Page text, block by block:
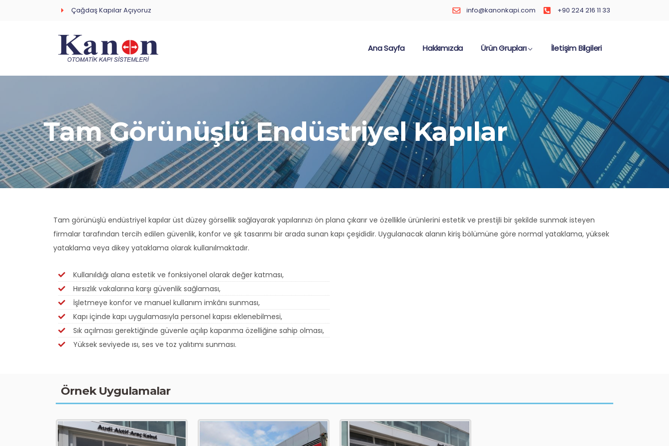
Çağdaş Kapılar Açıyoruz info@kanonkapi.com +90 224 216 11 33
Ana Sayfa Hakkımızda Ürün Grupları İletişim Bilgileri
Tam Görünüşlü Endüstriyel Kapılar
Tam görünüşlü endüstriyel kapılar üst düzey görsellik sağlayarak yapılarınızı ön plana çıkarır ve özellikle ürünlerini estetik ve prestijli bir şekilde sunmak isteyen
firmalar tarafından tercih edilen güvenlik, konfor ve şık tasarımı bir arada sunan kapı çeşididir. Uygulanacak alanın kiriş bölümüne göre normal yataklama, yüksek
yataklama veya dikey yataklama olarak kullanılmaktadır.
Kullanıldığı alana estetik ve fonksiyonel olarak değer katması,
Hırsızlık vakalarına karşı güvenlik sağlaması,
İşletmeye konfor ve manuel kullanım imkânı sunması,
Kapı içinde kapı uygulamasıyla personel kapısı eklenebilmesi,
Sık açılması gerektiğinde güvenle açılıp kapanma özelliğine sahip olması,
Yüksek seviyede ısı, ses ve toz yalıtımı sunması.
Örnek Uygulamalar